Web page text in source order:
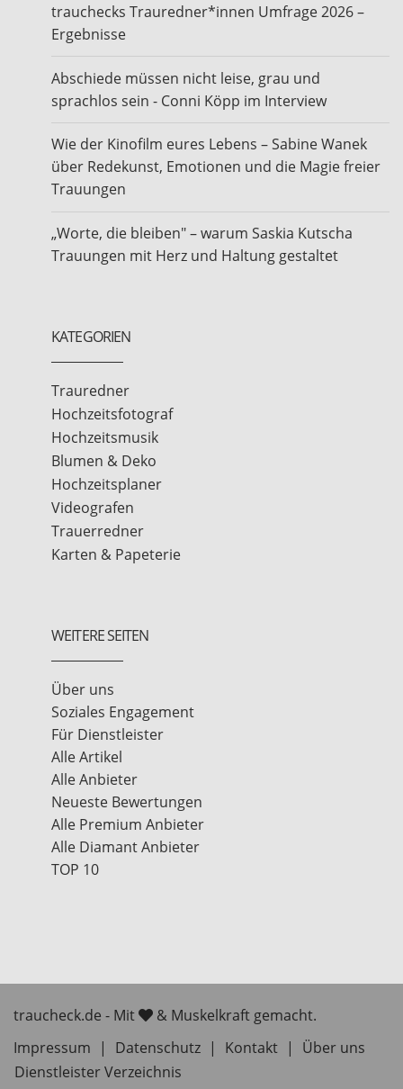
trauchecks Trauredner*innen Umfrage 2026 –
Ergebnisse
Abschiede müssen nicht leise, grau und
sprachlos sein - Conni Köpp im Interview
Wie der Kinofilm eures Lebens – Sabine Wanek
über Redekunst, Emotionen und die Magie freier
Trauungen
„Worte, die bleiben" – warum Saskia Kutscha
Trauungen mit Herz und Haltung gestaltet
KATEGORIEN
Trauredner
Hochzeitsfotograf
Hochzeitsmusik
Blumen & Deko
Hochzeitsplaner
Videografen
Trauerredner
Karten & Papeterie
WEITERE SEITEN
Über uns
Soziales Engagement
Für Dienstleister
Alle Artikel
Alle Anbieter
Neueste Bewertungen
Alle Premium Anbieter
Alle Diamant Anbieter
TOP 10
traucheck.de - Mit
& Muskelkraft gemacht.
Impressum
| Datenschutz | Kontakt |
Über uns
Dienstleister Verzeichnis